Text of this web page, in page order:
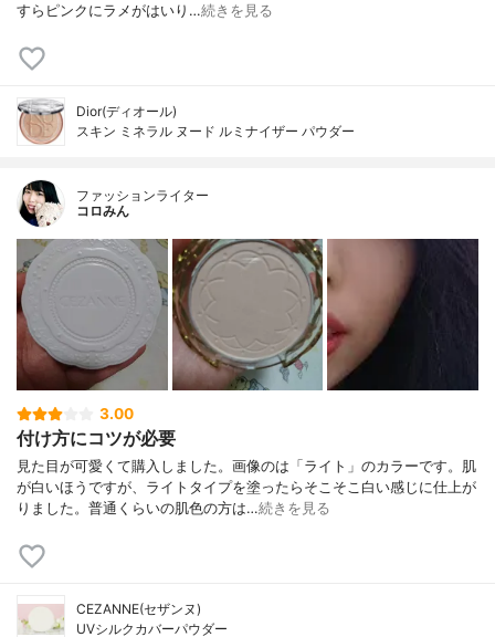
すらピンクにラメがはいり…続きを見る
Dior(ディオール)
スキン ミネラル ヌード ルミナイザー パウダー
ファッションライター
コロみん
3.00
付け方にコツが必要
見た目が可愛くて購入しました。画像のは「ライト」のカラーです。肌
が白いほうですが、ライトタイプを塗ったらそこそこ白い感じに仕上が
りました。普通くらいの肌色の方は…続きを見る
CEZANNE(セザンヌ)
UVシルクカバーパウダー